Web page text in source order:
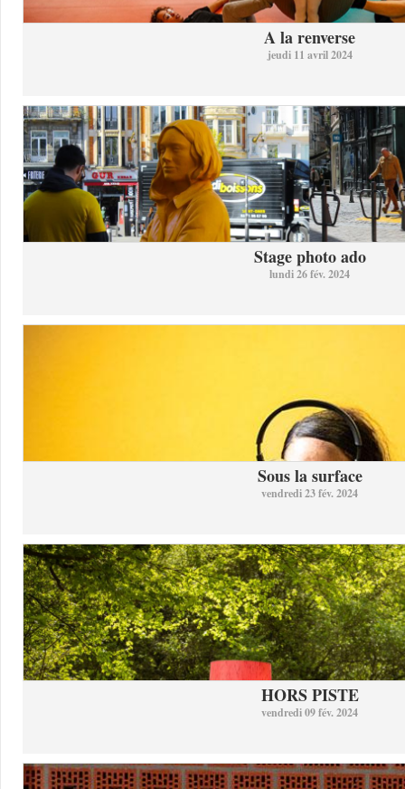
A la renverse
jeudi 11 avril 2024
Stage photo ado
lundi 26 fév. 2024
Sous la surface
vendredi 23 fév. 2024
HORS PISTE
vendredi 09 fév. 2024